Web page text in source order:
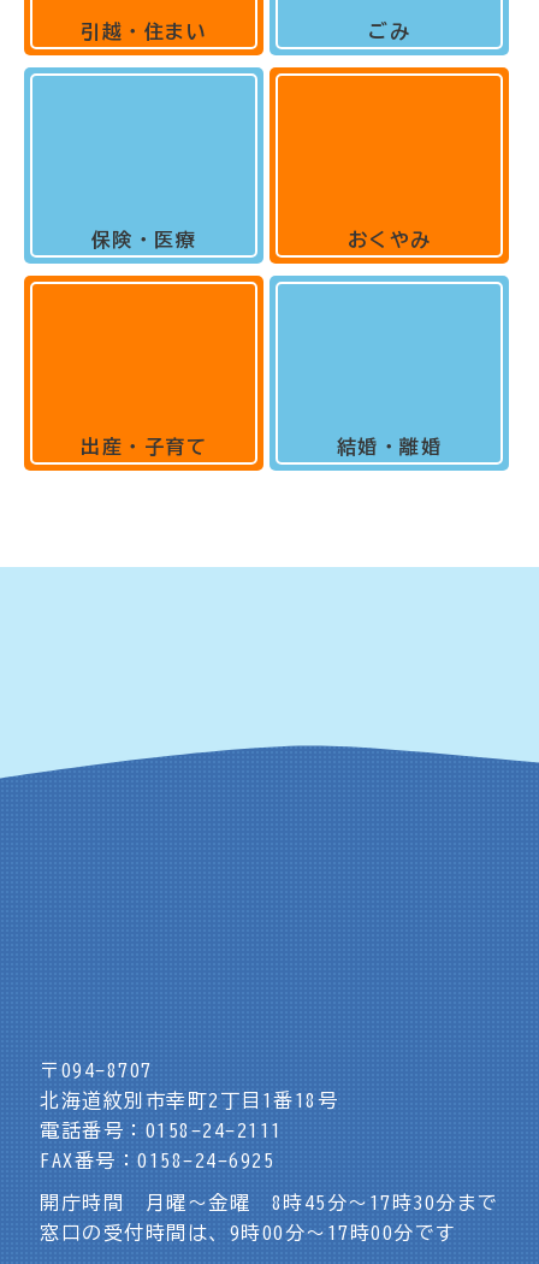
引越・住まい
保険・医療
出産・子育て
ごみ
おくやみ
結婚・離婚
〒094-8707
北海道紋別市幸町2丁目1番18号
電話番号：0158-24-2111
FAX番号：0158-24-6925
開庁時間 月曜～金曜 8時45分～17時30分まで
窓口の受付時間は、9時00分～17時00分です